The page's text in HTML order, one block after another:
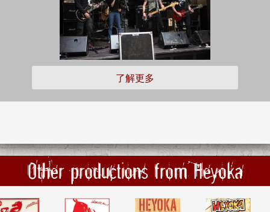
了解更多
Other productions from Heyoka